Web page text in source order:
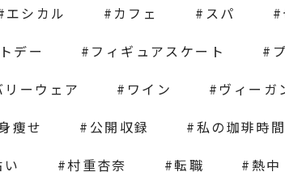
エシカル
カフェ スパ
デー
フィギュアスケート
リーウェア
ワイン ヴィーガ
痩せ
公開収録 私の珈琲時間
い
村重杏奈 転職 熱中